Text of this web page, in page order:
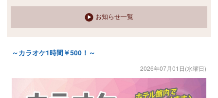
お知らせ一覧
～カラオケ1時間￥500！～
2026年07月01日(水曜日)